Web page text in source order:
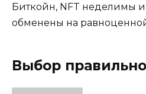
Биткойн, NFT неделимы и
обменены на
Выбор